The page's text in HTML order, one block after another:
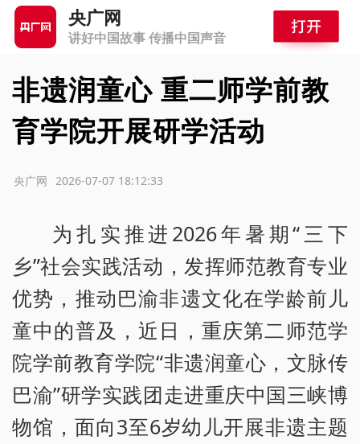
央广网
讲好中国故事 传播中国声音
非遗润童心 重二师学前教
育学院开展研学活动
2026-07-07 18:12:33
央广网
为扎实推进2026年暑期“三下
乡”社会实践活动，发挥师范教育专业
优势，推动巴渝非遗文化在学龄前儿
童中的普及，近日，重庆第二师范学
院学前教育学院“非遗润童心，文脉传
巴渝”研学实践团走进重庆中国三峡博
物馆，面向3至6岁幼儿开展非遗主题